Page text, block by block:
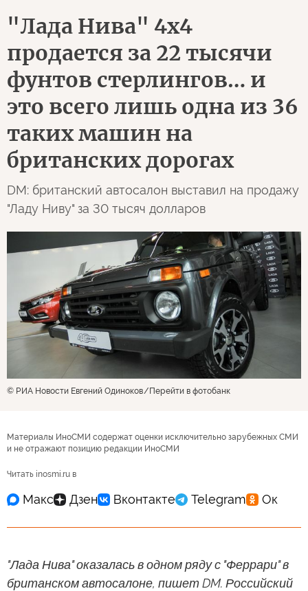
"Лада Нива" 4х4
продается за 22 тысячи
фунтов стерлингов… и
это всего лишь одна из 36
таких машин на
британских дорогах
DM: британский автосалон выставил на продажу
"Ладу Ниву" за 30 тысяч долларов
© РИА Новости Евгений Одиноков Перейти в фотобанк
Материалы ИноСМИ содержат оценки исключительно зарубежных СМИ
и не отражают позицию редакции ИноСМИ
Читать inosmi.ru в
"Лада Нива" оказалась в одном ряду с "Феррари" в
британском автосалоне, пишет DM. Российский